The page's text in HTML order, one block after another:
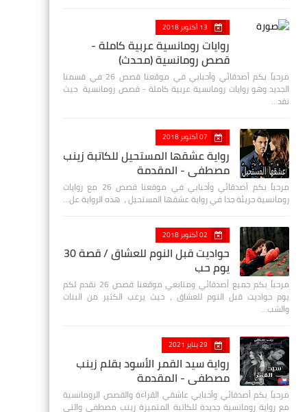
13 أكتوبر 2018
روايات رومانسية عربية كاملة -
قصص رومانسية (محدث)
مرحباً بكم أصدقائي وأحبابي في موقعنا قصص 26 في قسمنا
الجديد وهو روايات رومانسية عربية كاملة - قصص رومانسية حيث
نقد…
07 أكتوبر 2018
رواية عشقها المستحيل للكاتبة زينب
مصطفي - المقدمة
مرحباً بكم أصدقائي وأحبابي في موقعنا قصص 26 مع روايات
رومانسية جريئة جدا في رواية عشقها المستحيل ، هذه الرواية عل…
02 أكتوبر 2018
حواديت قبل النوم للعشاق / قصة 30
يوم حب
مرحباً بكم جميع أصدقائي ومتابعي موقعنا قصص 26 نقدم لكم
يوم حواديت قبل النوم للعشاق ، حيث يرغب الكثير من البنات
والشب…
29 يناير 2021
رواية سيد القمر الأسود بقلم زينب
مصطفي - المقدمة
مرحباً بكم أصدقائي وأحبابي عاشقي القراءة والقصص الرومانسية
مع رواية رومانسية جديدة للكاتبة المتميزة زينب مصطفى والتي